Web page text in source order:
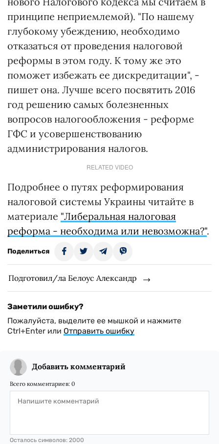
принципе неприемлемой). "По нашему
глубокому убеждению, необходимо
отказаться от проведения налоговой
реформы в этом году. К тому же это
поможет избежать ее дискредитации", -
пишет она. Лучше всего посвятить 2016
год решению самых болезненных
вопросов налогообложения - реформе
ГФС и усовершенствованию
администрирования налогов.
RELATED VIDEO
Подробнее о путях реформирования
налоговой системы Украины читайте в
материале "Либеральная налоговая
реформа - необходима или невозможна?".
Поделиться
Подготовил/ла Белоус Александр
Заметили ошибку?
Пожалуйста, выделите ее мышкой и нажмите
Ctrl+Enter или Отправить ошибку
Добавить комментарий
Всего комментариев: 0
Осталось символов: 2000